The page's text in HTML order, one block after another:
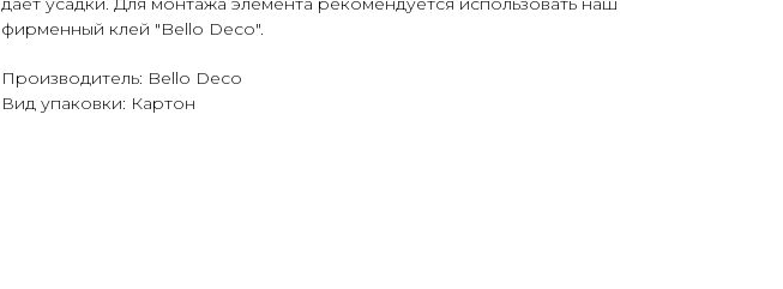
фирменный клей "Bello Deco".
Производитель: Bello Deco
Вид упаковки: Картон